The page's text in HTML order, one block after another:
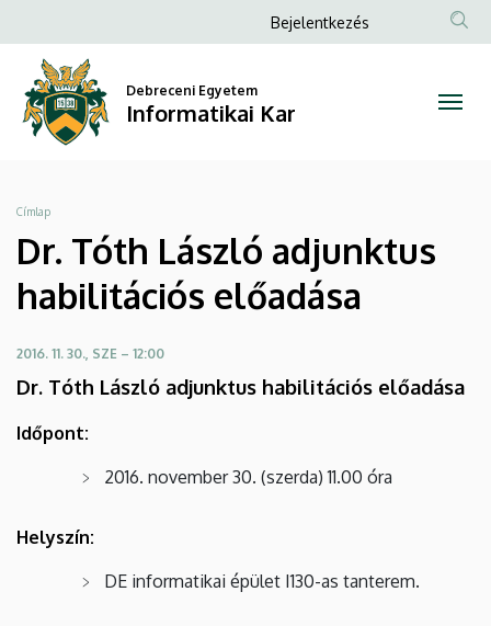
Tóth
László
adjunktus
habilitációs
előadása
Informatikai
Kar
a
tartalomra
Anonim
menüje
Bejelentkezés
Debreceni Egyetem
Informatikai Kar
Morzsa
Címlap
Dr. Tóth László adjunktus
habilitációs előadása
2016. 11. 30., SZE – 12:00
Dr. Tóth László adjunktus habilitációs előadása
Időpont:
2016. november 30. (szerda) 11.00 óra
Helyszín:
DE informatikai épület I130-as tanterem.